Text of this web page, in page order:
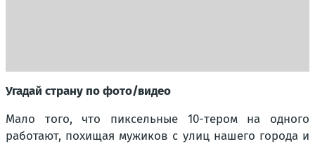
Угадай страну по фото/видео
Мало того, что пиксельные 10-тером на одного
работают, похищая мужиков с улиц нашего города и